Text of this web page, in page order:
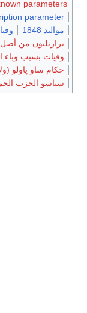
parameters
parameter
مواليد 1848
وفيات
برازيليون من أصل
وفيات بسبب وباء
حكام ساو پاولو
سياسو الحزب